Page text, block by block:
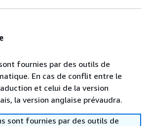
fournies par des outils de
En cas de conflit entre le
et celui de la version
la version anglaise prévaudra.
sont fournies par des outils de